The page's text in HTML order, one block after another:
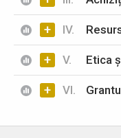
+ IV.
+ V. Etica
+ VI.